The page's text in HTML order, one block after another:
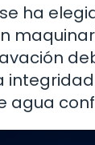
ha
agua